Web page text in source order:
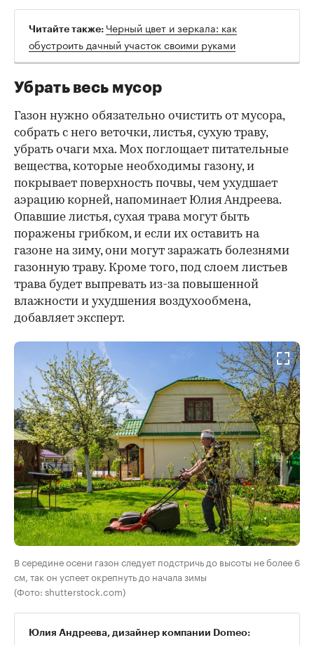
Читайте также: Черный цвет и зеркала: как
обустроить дачный участок своими руками
Убрать весь мусор
Газон нужно обязательно очистить от мусора,
собрать с него веточки, листья, сухую траву,
убрать очаги мха. Мох поглощает питательные
вещества, которые необходимы газону, и
покрывает поверхность почвы, чем ухудшает
аэрацию корней, напоминает Юлия Андреева.
Опавшие листья, сухая трава могут быть
поражены грибком, и если их оставить на
газоне на зиму, они могут заражать болезнями
газонную траву. Кроме того, под слоем листьев
трава будет выпревать из-за повышенной
влажности и ухудшения воздухообмена,
добавляет эксперт.
В середине осени газон следует подстричь до высоты не более 6
см, так он успеет окрепнуть до начала зимы
(Фото: shutterstock.com)
Юлия Андреева, дизайнер компании Domeo: